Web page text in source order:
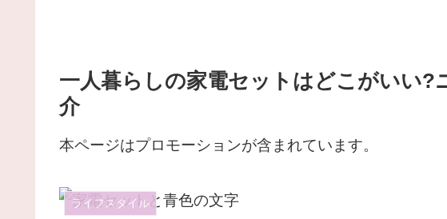
一人暮らしの家電セットはどこがいい?
介
本ページはプロモーションが含まれています。
ライフスタイル